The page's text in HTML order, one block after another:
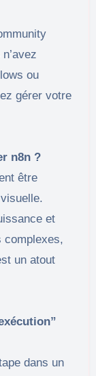
ou
gérer votre
n8n ?
être
et
complexes,
un atout
dans un